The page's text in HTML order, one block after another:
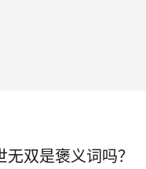
无双是褒义词吗？